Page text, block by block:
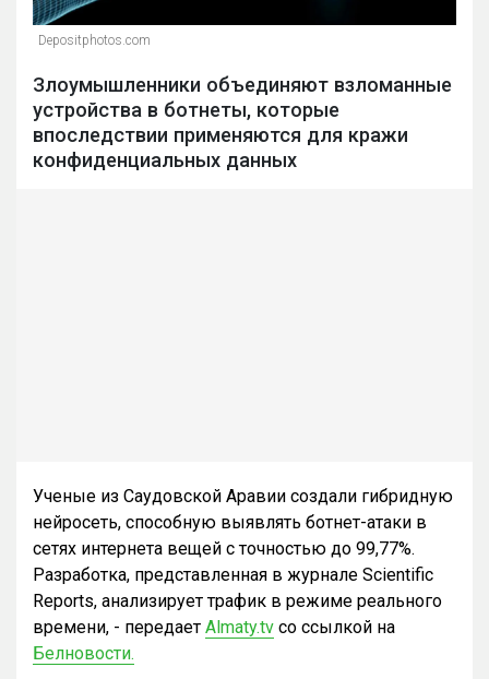
Depositphotos.com
Злоумышленники объединяют взломанные
устройства в ботнеты, которые
впоследствии применяются для кражи
конфиденциальных данных
Ученые из Саудовской Аравии создали гибридную
нейросеть, способную выявлять ботнет-атаки в
сетях интернета вещей с точностью до 99,77%.
Разработка, представленная в журнале Scientific
Reports, анализирует трафик в режиме реального
времени, - передает Almaty.tv со ссылкой на
Белновости.